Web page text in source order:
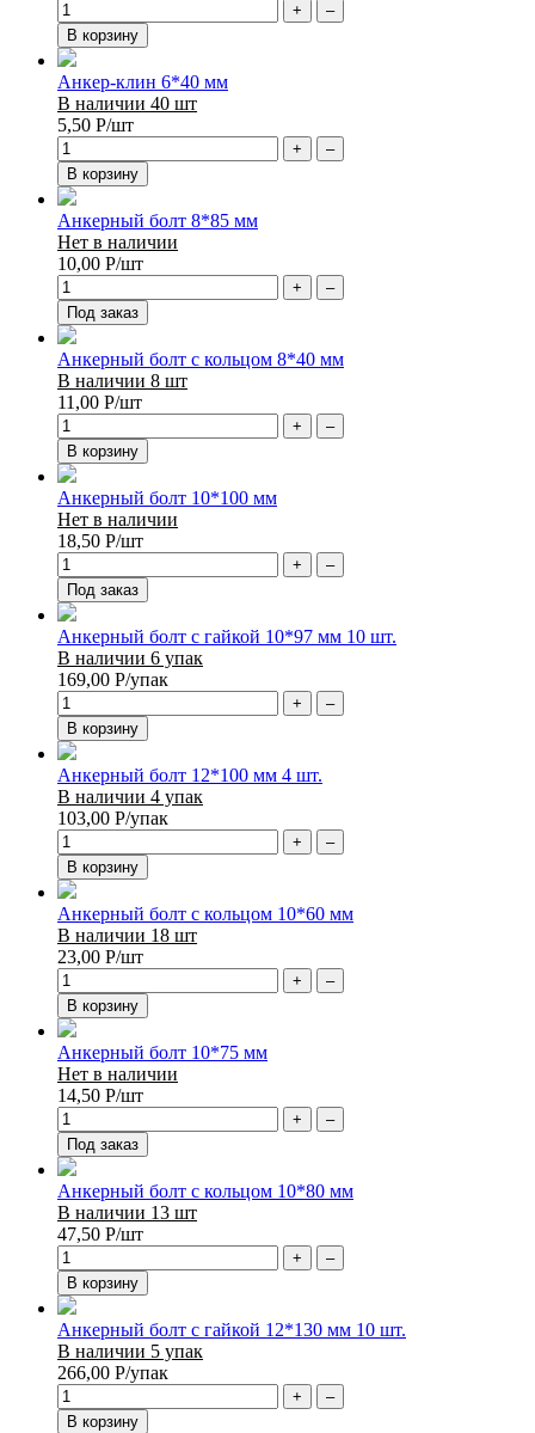
+
–
В корзину
Анкер-клин 6*40 мм
В наличии 40 шт
5,50 Р/шт
+
–
В корзину
Анкерный болт 8*85 мм
Нет в наличии
10,00 Р/шт
+
–
Под заказ
Анкерный болт с кольцом 8*40 мм
В наличии 8 шт
11,00 Р/шт
+
–
В корзину
Анкерный болт 10*100 мм
Нет в наличии
18,50 Р/шт
+
–
Под заказ
Анкерный болт с гайкой 10*97 мм 10 шт.
В наличии 6 упак
169,00 Р/упак
+
–
В корзину
Анкерный болт 12*100 мм 4 шт.
В наличии 4 упак
103,00 Р/упак
+
–
В корзину
Анкерный болт с кольцом 10*60 мм
В наличии 18 шт
23,00 Р/шт
+
–
В корзину
Анкерный болт 10*75 мм
Нет в наличии
14,50 Р/шт
+
–
Под заказ
Анкерный болт с кольцом 10*80 мм
В наличии 13 шт
47,50 Р/шт
+
–
В корзину
Анкерный болт с гайкой 12*130 мм 10 шт.
В наличии 5 упак
266,00 Р/упак
+
–
В корзину